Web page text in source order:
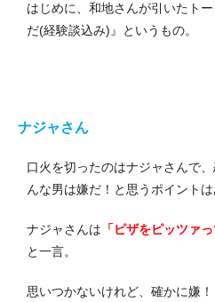
はじめに、和地さんが引いたト
だ(経験談込み)』というもの。
ナジャさん
口火を切ったのはナジャさんで
んな男は嫌だ！と思うポイントは
ナジャさんは 「ピザをピッツァ
と一言。
思いつかないけれど、確かに嫌